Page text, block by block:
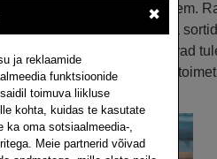
✖
ja reklaamide
funktsioonide
toimuva liikluse
kohta, kuidas te kasutate
ka oma sotsiaalmeedia-,
Meie partnerid võivad
– varem ennustatust rohkem.
saagikuse ja kvaliteediga
Põllumehed peavad
väetisi. Kõigi raskustega